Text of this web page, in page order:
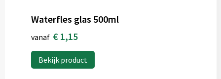
Waterfles glas 500ml
vanaf € 1,15
Bekijk product